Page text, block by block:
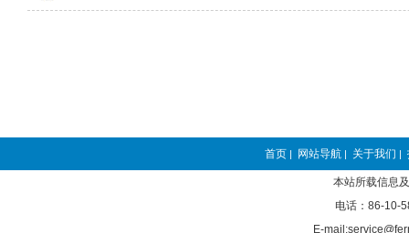
首页 | 网站导航 | 关于我们 |
本站所载信息
电话：86-10-
E-